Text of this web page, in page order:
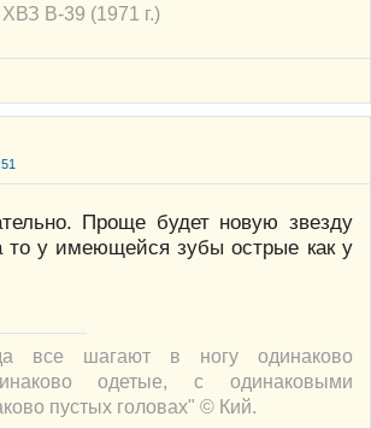
В-39 (1971 г.)
Проще будет новую звезду
то у имеющейся зубы острые как у
все шагают в ногу одинаково
одетые, с одинаковыми
пустых головах" © Кий.